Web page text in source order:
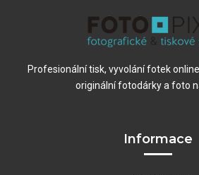
Profesionální tisk, vyvolání fotek
originální fotodárky a foto
Informace